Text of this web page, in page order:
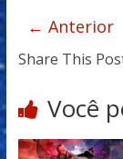
← Anterior
Share This
Você